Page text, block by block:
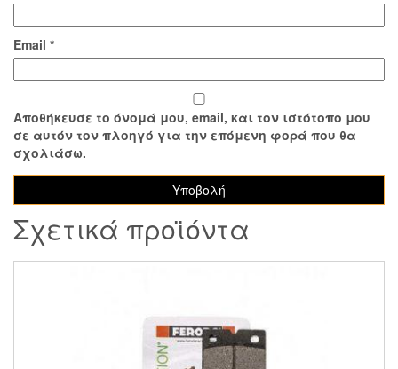
Email *
Αποθήκευσε το όνομά μου, email, και τον ιστότοπο μου
σε αυτόν τον πλοηγό για την επόμενη φορά που θα
σχολιάσω.
Σχετικά προϊόντα